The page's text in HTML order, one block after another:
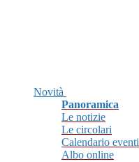
Novità
Panoramica
Le notizie
Le circolari
Calendario eventi
Albo online